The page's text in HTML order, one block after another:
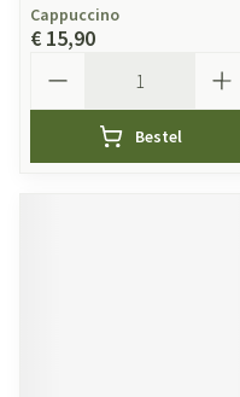
Cappuccino
€ 15,90
Bestel